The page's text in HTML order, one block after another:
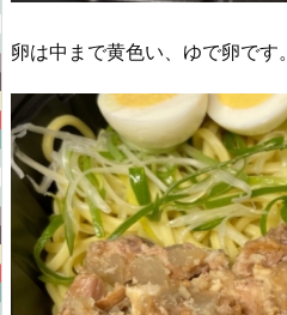
卵は中まで黄色い、ゆで卵です。